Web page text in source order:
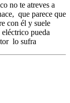
no te atreves a
que parece que
con él y suele
pueda
lo sufra